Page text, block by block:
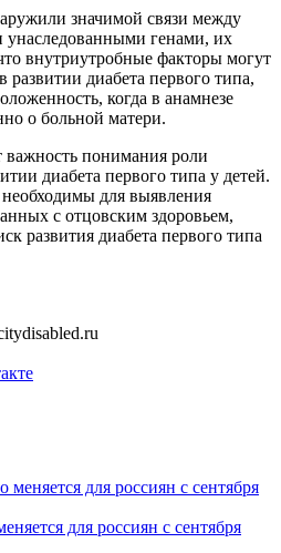
значимой связи между
генами, их
внутриутробные факторы могут
развитии диабета первого типа,
когда в анамнезе
о больной матери.
понимания роли
диабета первого типа у детей.
для выявления
с отцовским здоровьем,
развития диабета первого типа
для россиян с сентября